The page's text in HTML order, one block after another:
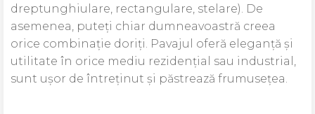
dreptunghiulare, rectangulare, stelare). De
asemenea, puteți chiar dumneavoastră creea
orice combinație doriți. Pavajul oferă eleganță și
utilitate în orice mediu rezidențial sau industrial,
sunt ușor de întreținut și păstrează frumusețea.